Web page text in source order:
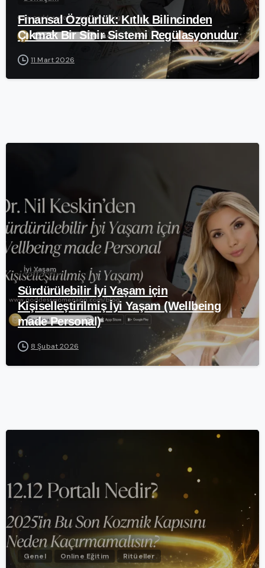
Finansal Özgürlük: Kıtlık Bilincinden
Çıkmak Bir Sinir Sistemi Regülasyonudur
11 Mart 2026
İyi Yaşam
Sürdürülebilir İyi Yaşam için
Kişiselleştirilmiş İyi Yaşam (Wellbeing
made Personal)
8 Şubat 2026
Genel Online Eğitim Ritüeller